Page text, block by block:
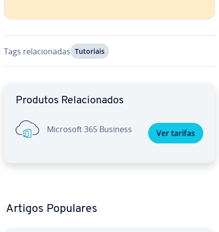
Tags re­la­ci­o­na­das Tutoriais
Produtos Re­la­ci­o­na­dos
Microsoft 365 Business Ver tarifas
Artigos Populares